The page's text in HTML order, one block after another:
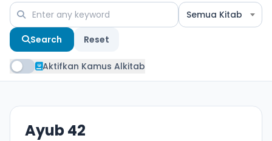
Semua Kitab
Search Reset
Aktifkan Kamus Alkitab
Ayub 42